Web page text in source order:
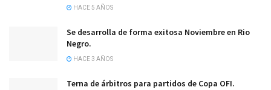
HACE 5 AÑOS
Se desarrolla de forma exitosa Noviembre en Rio
Negro.
HACE 3 AÑOS
Terna de árbitros para partidos de Copa OFI.